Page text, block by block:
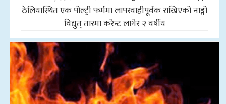
ठेलियास्थित एक पोल्ट्री फर्ममा लापरवाहीपूर्वक राखिएको नाङ्गो
विद्युत् तारमा करेन्ट लागेर २ वर्षीय